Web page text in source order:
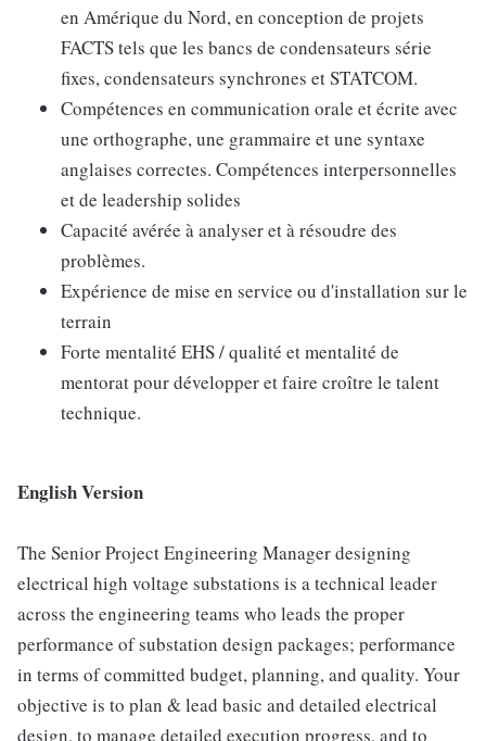
en Amérique du Nord, en conception de projets
FACTS tels que les bancs de condensateurs série
fixes, condensateurs synchrones et STATCOM.
Compétences en communication orale et écrite avec
une orthographe, une grammaire et une syntaxe
anglaises correctes. Compétences interpersonnelles
et de leadership solides
Capacité avérée à analyser et à résoudre des
problèmes.
Expérience de mise en service ou d'installation sur le
terrain
Forte mentalité EHS / qualité et mentalité de
mentorat pour développer et faire croître le talent
technique.
English Version
The Senior Project Engineering Manager designing
electrical high voltage substations is a technical leader
across the engineering teams who leads the proper
performance of substation design packages; performance
in terms of committed budget, planning, and quality. Your
objective is to plan & lead basic and detailed electrical
design, to manage detailed execution progress, and to